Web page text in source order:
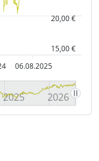
06.08.2025
15,00 €
20,00 €
2025 2026